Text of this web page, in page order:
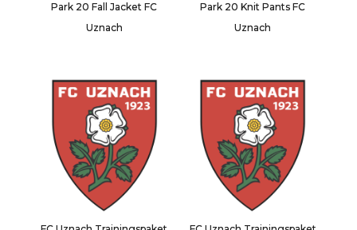
Park 20 Fall Jacket FC
Uznach
Park 20 Knit Pants FC
Uznach